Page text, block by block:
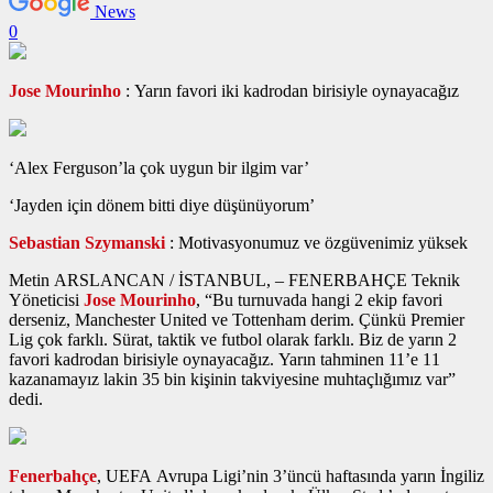
News
0
Jose Mourinho : Yarın favori iki kadrodan birisiyle oynayacağız
‘Alex Ferguson’la çok uygun bir ilgim var’
‘Jayden için dönem bitti diye düşünüyorum’
Sebastian Szymanski : Motivasyonumuz ve özgüvenimiz yüksek
Metin ARSLANCAN / İSTANBUL, – FENERBAHÇE Teknik
Yöneticisi Jose Mourinho, “Bu turnuvada hangi 2 ekip favori
derseniz, Manchester United ve Tottenham derim. Çünkü Premier
Lig çok farklı. Sürat, taktik ve futbol olarak farklı. Biz de yarın 2
favori kadrodan birisiyle oynayacağız. Yarın tahminen 11’e 11
kazanamayız lakin 35 bin kişinin takviyesine muhtaçlığımız var”
dedi.
Fenerbahçe, UEFA Avrupa Ligi’nin 3’üncü haftasında yarın İngiliz